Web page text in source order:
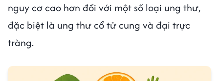
nguy cơ cao hơn đối với một số loại ung thư,
đặc biệt là ung thư cổ tử cung và đại trực
tràng.